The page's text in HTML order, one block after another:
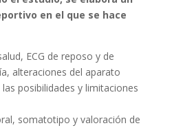
en el que se hace
ECG de reposo y de
alteraciones del aparato
posibilidades y limitaciones
somatotipo y valoración de